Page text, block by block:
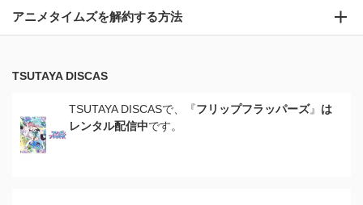
アニメタイムズを解約する方法
TSUTAYA DISCAS
TSUTAYA DISCASで、『フリップフラッパーズ』 は
レンタル配信中です。